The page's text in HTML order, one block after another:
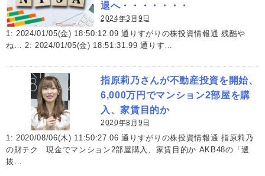
退へ・・・・・・・
2024年3月9日
1: 2024/01/05(金) 18:50:12.09 通りすがりの株投資情報通 残酷や
ね… 2: 2024/01/05(金) 18:51:31.99 通りす…
指原莉乃さんが不動産投資を開始、
6,000万円でマンション2部屋を購
入、家賃目的か
2020年8月9日
1: 2020/08/06(木) 11:50:27.06 通りすがりの株投資情報通 指原莉乃
の財テク 現金でマンション2部屋購入、家賃目的か AKB48の「選
抜…